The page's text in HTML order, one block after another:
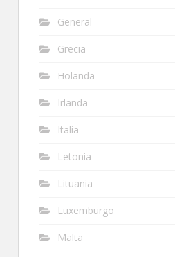
General
Grecia
Holanda
Irlanda
Italia
Letonia
Lituania
Luxemburgo
Malta